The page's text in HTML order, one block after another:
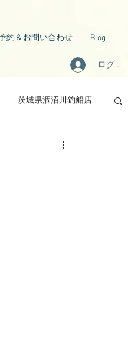
約＆お問い合わせ Blog
ログイン
茨城県涸沼川釣船店